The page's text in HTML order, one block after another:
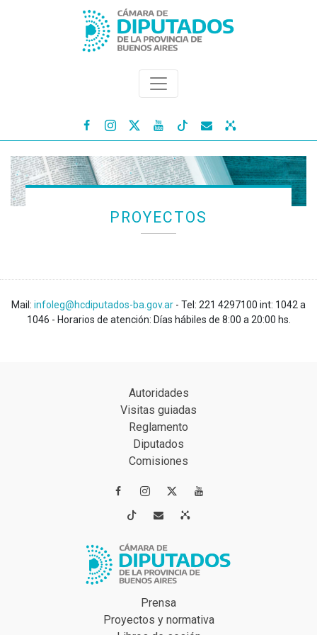
   
PROYECTOS
Mail: infoleg@hcdiputados-ba.gov.ar - Tel: 221 4297100 int: 1042 a
1046 - Horarios de atención: Días hábiles de 8:00 a 20:00 hs.
Autoridades
Visitas guiadas
Reglamento
Diputados
Comisiones
 
 
Prensa
Proyectos y normativa